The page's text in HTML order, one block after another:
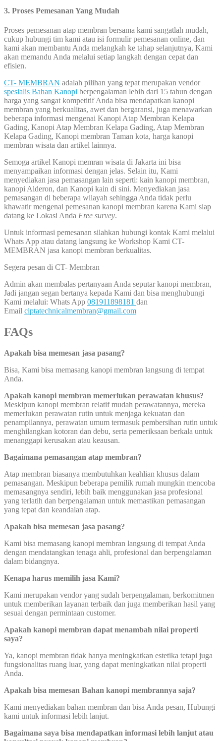
3. Proses Pemesanan Yang Mudah
Proses pemesanan atap membran bersama kami sangatlah mudah,
cukup hubungi tim kami atau isi formulir pemesanan online, dan
kami akan membantu Anda melangkah ke tahap selanjutnya, Kami
akan memandu Anda melalui setiap langkah dengan cepat dan
efisien.
CT- MEMBRAN adalah pilihan yang tepat merupakan vendor
spesialis Bahan Kanopi berpengalaman lebih dari 15 tahun dengan
harga yang sangat kompetitif Anda bisa mendapatkan kanopi
membran yang berkualitas, awet dan bergaransi, juga menawarkan
beberapa informasi mengenai Kanopi Atap Membran Kelapa
Gading, Kanopi Atap Membran Kelapa Gading, Atap Membran
Kelapa Gading, Kanopi membran Taman kota, harga kanopi
membran wisata dan artikel lainnya.
Semoga artikel Kanopi memran wisata di Jakarta ini bisa
menyampaikan informasi dengan jelas. Selain itu, Kami
menyediakan jasa pemasangan lain seperti: kain kanopi membran,
kanopi Alderon, dan Kanopi kain di sini. Menyediakan jasa
pemasangan di beberapa wilayah sehingga Anda tidak perlu
khawatir mengenai pemesanan kanopi membran karena Kami siap
datang ke Lokasi Anda Free survey.
Untuk informasi pemesanan silahkan hubungi kontak Kami melalui
Whats App atau datang langsung ke Workshop Kami CT-
MEMBRAN jasa kanopi membran berkualitas.
Segera pesan di CT- Membran
Admin akan membalas pertanyaan Anda seputar kanopi membran,
Jadi jangan segan bertanya kepada Kami dan bisa menghubungi
Kami melalui: Whats App 081911898181 dan
Email ciptatechnicalmembran@gmail.com
FAQs
Apakah bisa memesan jasa pasang?
Bisa, Kami bisa memasang kanopi membran langsung di tempat
Anda.
Apakah kanopi membran memerlukan perawatan khusus?
Meskipun kanopi membran relatif mudah perawatannya, mereka
memerlukan perawatan rutin untuk menjaga kekuatan dan
penampilannya, perawatan umum termasuk pembersihan rutin untuk
menghilangkan kotoran dan debu, serta pemeriksaan berkala untuk
menanggapi kerusakan atau keausan.
Bagaimana pemasangan atap membran?
Atap membran biasanya membutuhkan keahlian khusus dalam
pemasangan. Meskipun beberapa pemilik rumah mungkin mencoba
memasangnya sendiri, lebih baik menggunakan jasa profesional
yang terlatih dan berpengalaman untuk memastikan pemasangan
yang tepat dan keandalan atap.
Apakah bisa memesan jasa pasang?
Kami bisa memasang kanopi membran langsung di tempat Anda
dengan mendatangkan tenaga ahli, profesional dan berpengalaman
dalam bidangnya.
Kenapa harus memilih jasa Kami?
Kami merupakan vendor yang sudah berpengalaman, berkomitmen
untuk memberikan layanan terbaik dan juga memberikan hasil yang
sesuai dengan permintaan customer.
Apakah kanopi membran dapat menambah nilai properti
saya?
Ya, kanopi membran tidak hanya meningkatkan estetika tetapi juga
fungsionalitas ruang luar, yang dapat meningkatkan nilai properti
Anda.
Apakah bisa memesan Bahan kanopi membrannya saja?
Kami menyediakan bahan membran dan bisa Anda pesan, Hubungi
kami untuk informasi lebih lanjut.
Bagaimana saya bisa mendapatkan informasi lebih lanjut atau